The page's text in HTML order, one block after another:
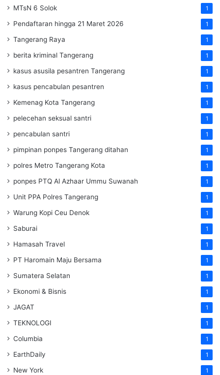
MTsN 6 Solok 1
Pendaftaran hingga 21 Maret 2026 1
Tangerang Raya 1
berita kriminal Tangerang 1
kasus asusila pesantren Tangerang 1
kasus pencabulan pesantren 1
Kemenag Kota Tangerang 1
pelecehan seksual santri 1
pencabulan santri 1
pimpinan ponpes Tangerang ditahan 1
polres Metro Tangerang Kota 1
ponpes PTQ Al Azhaar Ummu Suwanah 1
Unit PPA Polres Tangerang 1
Warung Kopi Ceu Denok 1
Saburai 1
Hamasah Travel 1
PT Haromain Maju Bersama 1
Sumatera Selatan 1
Ekonomi & Bisnis 1
JAGAT 1
TEKNOLOGI 1
Columbia 1
EarthDaily 1
New York 1